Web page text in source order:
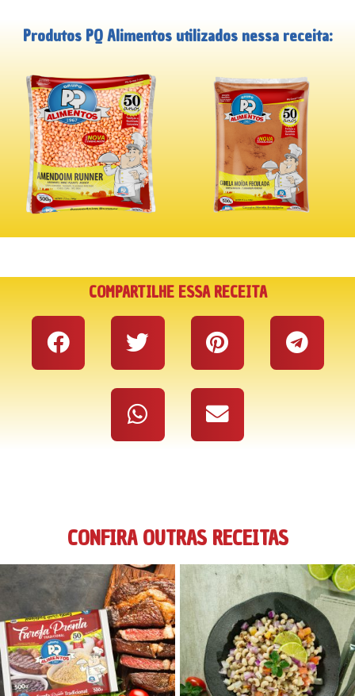
Produtos PQ Alimentos utilizados nessa receita:
COMPARTILHE ESSA RECEITA
CONFIRA OUTRAS RECEITAS